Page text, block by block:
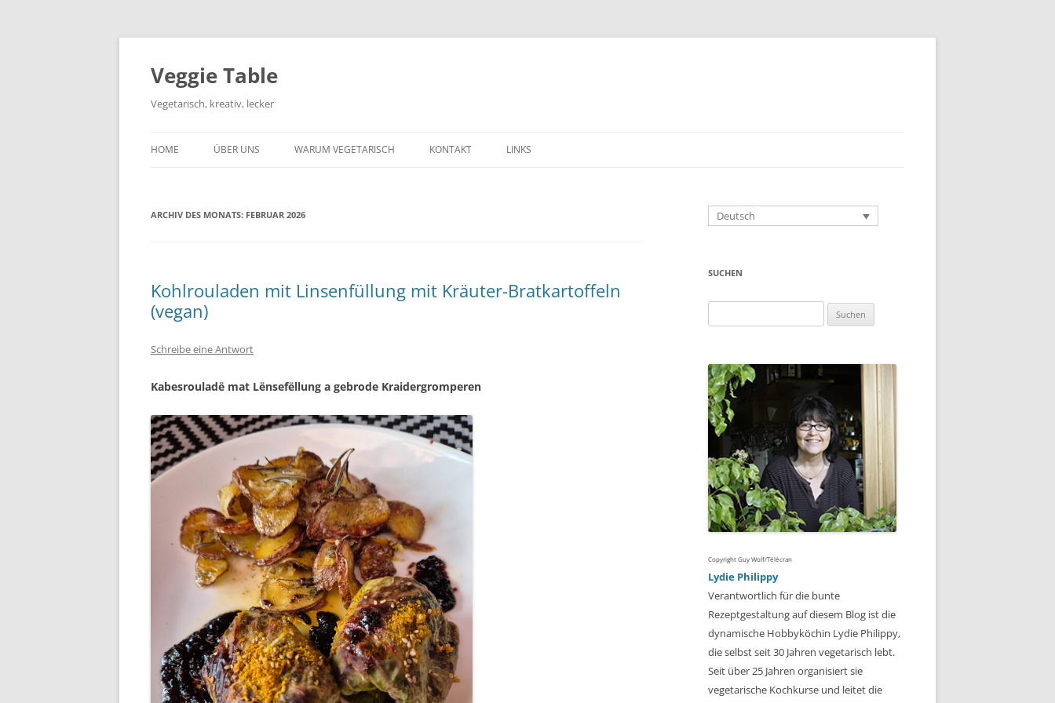
Zum
Veggie Table
Vegetarisch, kreativ, lecker
HOME ÜBER UNS WARUM VEGETARISCH KONTAKT LINKS
ARCHIV DES MONATS: FEBRUAR 2026
Kohlrouladen mit Linsenfüllung mit Kräuter-Bratkartoffeln
(vegan)
Schreibe eine Antwort
Kabesrouladë mat Lënsefëllung a gebrode Kraidergromperen
Deutsch
SUCHEN
nach:
Copyright Guy Wolf/Télécran
Lydie Philippy
Verantwortlich für die bunte
Rezeptgestaltung auf diesem Blog ist die
dynamische Hobbyköchin Lydie Philippy,
die selbst seit 30 Jahren vegetarisch lebt.
Seit über 25 Jahren organisiert sie
vegetarische Kochkurse und leitet die